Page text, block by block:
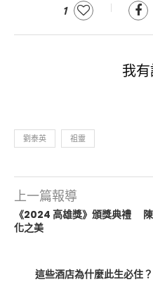
1
我
劉泰英 祖靈
上一篇報導
《2024 高雄獎》頒獎典禮
化之美
這些酒店為什麼此生必住